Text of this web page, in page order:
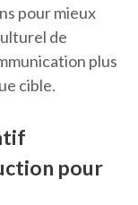
pour mieux
de
plus
cible.
pour